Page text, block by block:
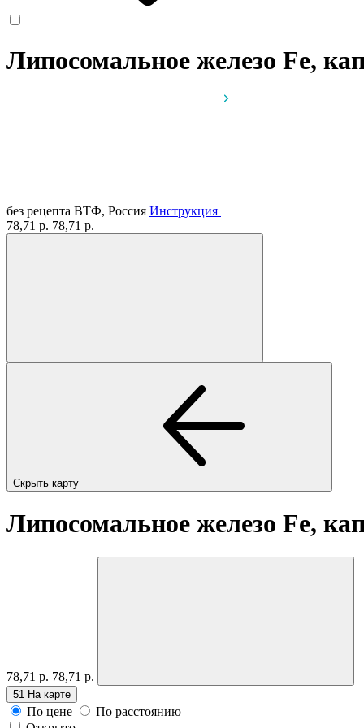
Липосомальное железо Fe,
без рецепта ВТФ, Россия Инструкция
78,71 р. 78,71 р.
Скрыть карту
Липосомальное железо Fe,
78,71 р. 78,71 р.
51 На карте
По цене
По расстоянию